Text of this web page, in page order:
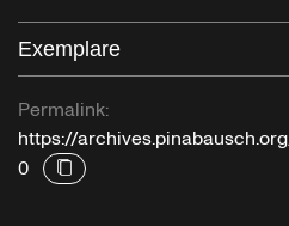
Exemplare
Permalink:
https://
0